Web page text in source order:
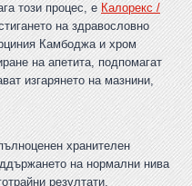
този процес, е Калорекс /
на здравословно
Камбоджа и хром
на апетита, подпомагат
изгарянето на мазнини,
хранителен
на нормални нива
резултати.